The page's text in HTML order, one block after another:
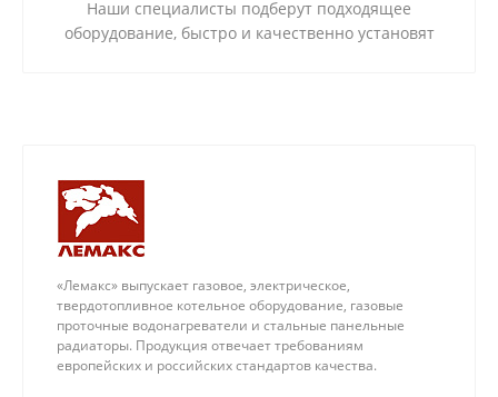
Наши специалисты подберут подходящее
оборудование, быстро и качественно установят
«Лемакс» выпускает газовое, электрическое,
твердотопливное котельное оборудование, газовые
проточные водонагреватели и стальные панельные
радиаторы. Продукция отвечает требованиям
европейских и российских стандартов качества.